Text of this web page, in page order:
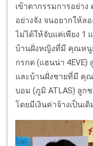
เข้าตากรรมการอย่า
อย่างจัง จนอยากให้ล
ไม่ได้ให้จับแค่เพียง 1
บ้านฝั่งหญิงที่มี คุณห
กรกต (แฮนน่า 4EVE)
และบ้านฝั่งชายที่มี คุ
บอม (ภูมิ ATLAS) ลูก
โดยมีเงินค่าจ้างเป็นเ